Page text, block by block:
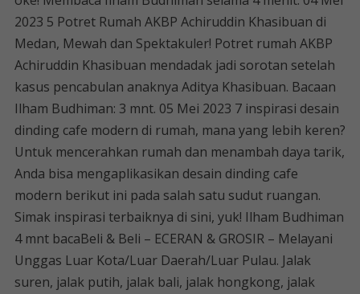
2023 5 Potret Rumah AKBP Achiruddin Khasibuan di
Medan, Mewah dan Spektakuler! Potret rumah AKBP
Achiruddin Khasibuan mendadak jadi sorotan setelah
kasus pencabulan anaknya Aditya Khasibuan. Bacaan
Ilham Budhiman: 3 mnt. 05 Mei 2023 7 inspirasi desain
dinding cafe modern di rumah, mana yang lebih keren?
Untuk mencerahkan rumah dan menambah daya tarik,
Anda bisa mengaplikasikan desain dinding cafe
modern berikut ini pada salah satu sudut ruangan.
Simak inspirasi terbaiknya di sini, yuk! Ilham Budhiman
4 mnt bacaBeli & Beli – ECERAN & GROSIR – Melayani
Unggas Luar Kota/Luar Daerah/Luar Pulau. Jalak
suren, jalak putih, jalak bali, jalak hongkong, jalak